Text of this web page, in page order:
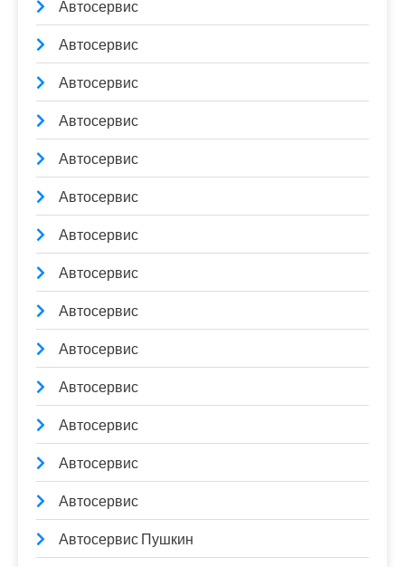
Автосервис
Автосервис
Автосервис
Автосервис
Автосервис
Автосервис
Автосервис
Автосервис
Автосервис
Автосервис
Автосервис
Автосервис
Автосервис
Автосервис
Автосервис Пушкин